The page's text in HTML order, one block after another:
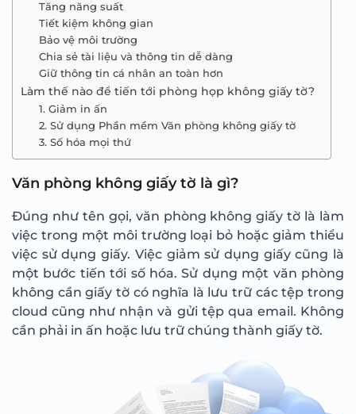
Tăng năng suất
Tiết kiệm không gian
Bảo vệ môi trường
Chia sẻ tài liệu và thông tin dễ dàng
Giữ thông tin cá nhân an toàn hơn
Làm thế nào để tiến tới phòng họp không giấy tờ?
1. Giảm in ấn
2. Sử dụng Phần mềm Văn phòng không giấy tờ
3. Số hóa mọi thứ
Văn phòng không giấy tờ là gì?
Đúng như tên gọi, văn phòng không giấy tờ là làm
việc trong một môi trường loại bỏ hoặc giảm thiểu
việc sử dụng giấy. Việc giảm sử dụng giấy cũng là
một bước tiến tới số hóa. Sử dụng một văn phòng
không cần giấy tờ có nghĩa là lưu trữ các tệp trong
cloud cũng như nhận và gửi tệp qua email. Không
cần phải in ấn hoặc lưu trữ chúng thành giấy tờ.